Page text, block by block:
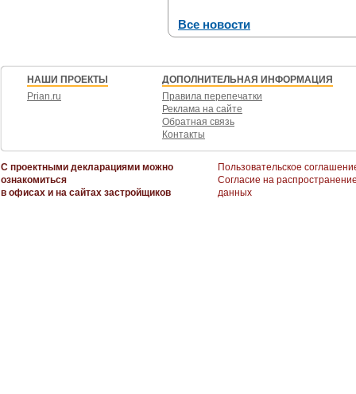
Все новости
НАШИ ПРОЕКТЫ
Prian.ru
ДОПОЛНИТЕЛЬНАЯ ИНФОРМАЦИЯ
Правила перепечатки
Реклама на сайте
Обратная связь
Контакты
С проектными декларациями можно
ознакомиться
в офисах и на сайтах застройщиков
Пользовательское
Согласие на
данных